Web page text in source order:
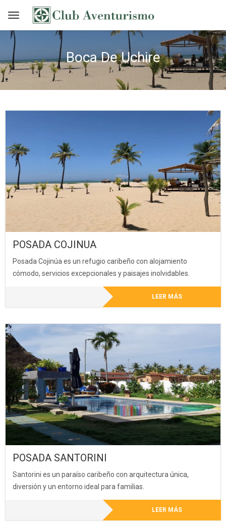
Boca De Uchire
POSADA COJINUA
Posada Cojinúa es un refugio caribeño con alojamiento
cómodo, servicios excepcionales y paisajes inolvidables.
LEER MÁS
POSADA SANTORINI
Santorini es un paraíso caribeño con arquitectura única,
diversión y un entorno ideal para familias.
LEER MÁS